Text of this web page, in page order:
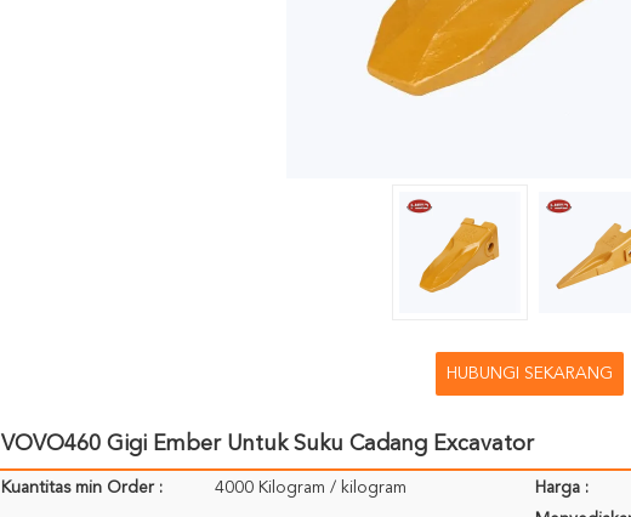
HUBUNGI SEKARANG
VOVO460 Gigi Ember Untuk Suku Cadang Excavator
Kuantitas min Order : 4000 Kilogram / kilogram Harga :